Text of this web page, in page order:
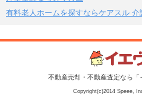
有料老人ホームを探すならケアスル 介
不動産売却・不動産査定なら「
Copyright(c)2014 Speee,